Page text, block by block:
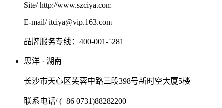
Site/ http://www.szciya.com
E-mail/ itciya@vip.163.com
品牌服务专线：400-001-5281
思洋 · 湖南
长沙市天心区芙蓉中路三段398号新时空大厦5楼
联系电话/ (+86 0731)88282200